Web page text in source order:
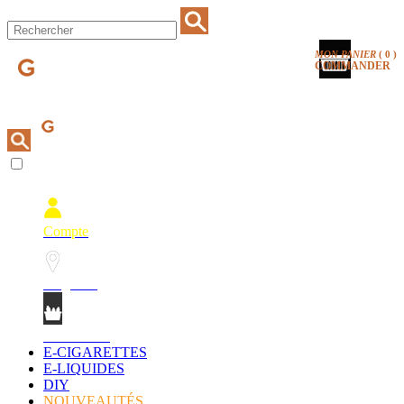
MON PANIER ( 0 )
COMMANDER
Compte
E-CIGARETTES
E-LIQUIDES
DIY
NOUVEAUTÉS